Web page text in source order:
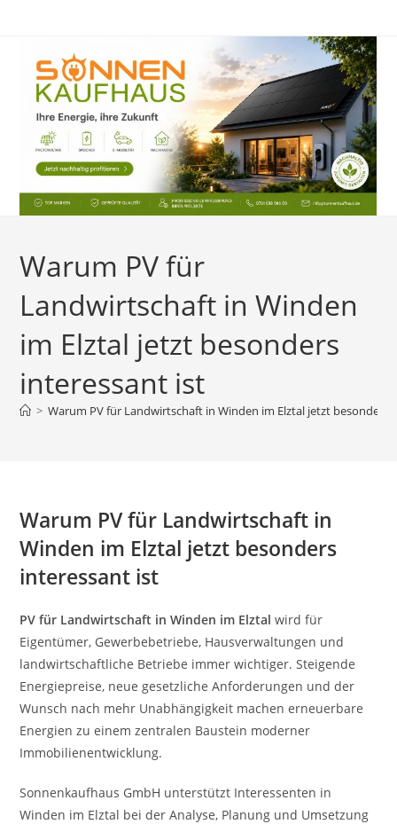
Warum PV für
Landwirtschaft in Winden
im Elztal jetzt besonders
interessant ist
> Warum PV für Landwirtschaft in Winden im Elztal jetzt besonders
Warum PV für Landwirtschaft in
Winden im Elztal jetzt besonders
interessant ist
PV für Landwirtschaft in Winden im Elztal wird für
Eigentümer, Gewerbebetriebe, Hausverwaltungen und
landwirtschaftliche Betriebe immer wichtiger. Steigende
Energiepreise, neue gesetzliche Anforderungen und der
Wunsch nach mehr Unabhängigkeit machen erneuerbare
Energien zu einem zentralen Baustein moderner
Immobilienentwicklung.
Sonnenkaufhaus GmbH unterstützt Interessenten in
Winden im Elztal bei der Analyse, Planung und Umsetzung